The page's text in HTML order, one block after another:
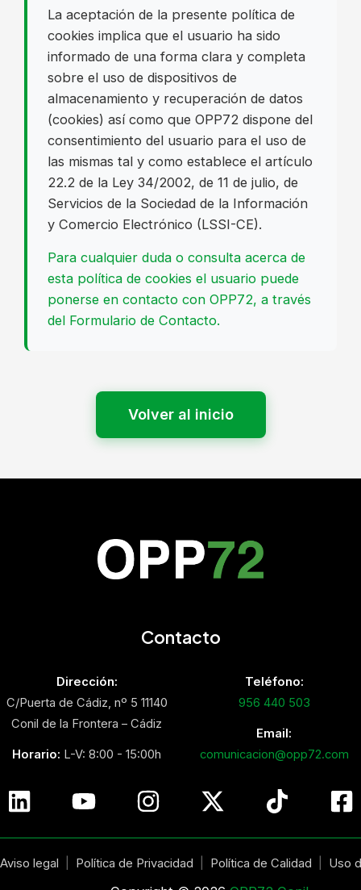
La aceptación de la presente política de
cookies implica que el usuario ha sido
informado de una forma clara y completa
sobre el uso de dispositivos de
almacenamiento y recuperación de datos
(cookies) así como que OPP72 dispone del
consentimiento del usuario para el uso de
las mismas tal y como establece el artículo
22.2 de la Ley 34/2002, de 11 de julio, de
Servicios de la Sociedad de la Información
y Comercio Electrónico (LSSI-CE).
Para cualquier duda o consulta acerca de
esta política de cookies el usuario puede
ponerse en contacto con OPP72, a través
del Formulario de Contacto.
Volver al inicio
Contacto
Dirección:
C/Puerta de Cádiz, nº 5 11140
Conil de la Frontera – Cádiz
Horario: L-V: 8:00 - 15:00h
Teléfono:
956 440 503
Email:
comunicacion@opp72.com
Aviso legal Política de Privacidad Política de Calidad Uso